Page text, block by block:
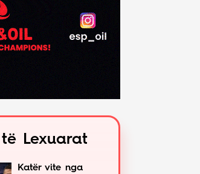
të Lexuarat
Katër vite nga